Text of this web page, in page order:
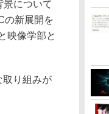
について
の新展開を
映像学部と
り組みが